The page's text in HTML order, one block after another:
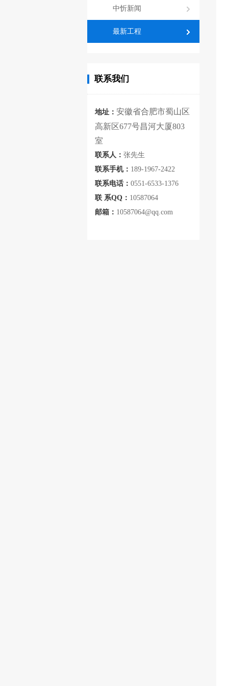
中忻新闻
最新工程
联系我们
地址： 安徽省合肥市蜀山区
高新区677号昌河大厦803
室
联系人： 张先生
联系手机： 189-1967-2422
联系电话： 0551-6533-1376
联 系QQ： 10587064
邮箱： 10587064@qq.com